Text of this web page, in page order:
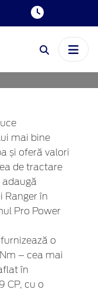
mai bine
și oferă valori
de tractare
adaugă
Ranger în
Pro Power
o
– cea mai
în
CP, cu o